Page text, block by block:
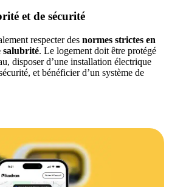
et de sécurité
respecter des normes strictes en
salubrité. Le logement doit être protégé
disposer d’une installation électrique
et bénéficier d’un système de